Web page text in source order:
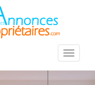
::Menu::